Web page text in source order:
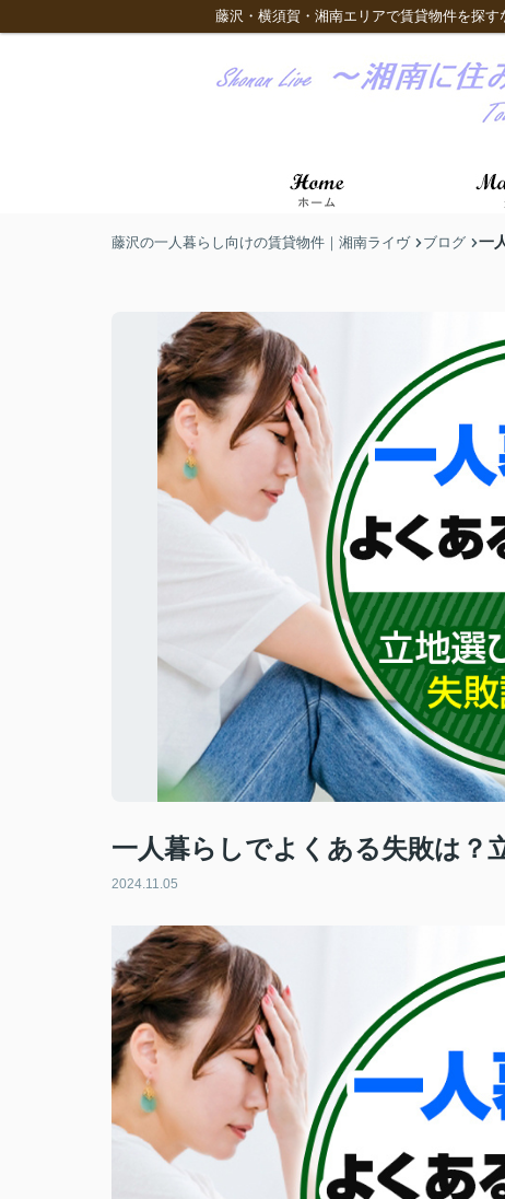
藤沢・横須賀・湘南エリアで賃貸物件を探す
藤沢の一人暮らし向けの賃貸物件｜湘南ライヴ ブログ 一
一人暮らしでよくある失敗は？
2024.11.05